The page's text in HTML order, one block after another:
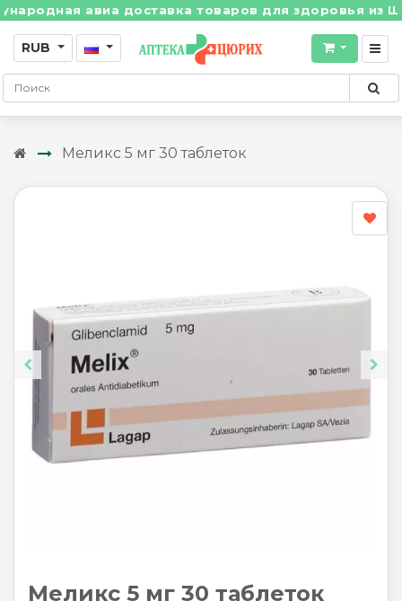
авиа доставка товаров для здоровья из
RUB
Меликс 5 мг 30 таблеток
Меликс 5 мг 30 таблеток